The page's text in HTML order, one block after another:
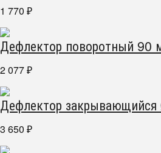
1 770 ₽
Дефлектор поворотный 90
2 077 ₽
Дефлектор
3 650 ₽